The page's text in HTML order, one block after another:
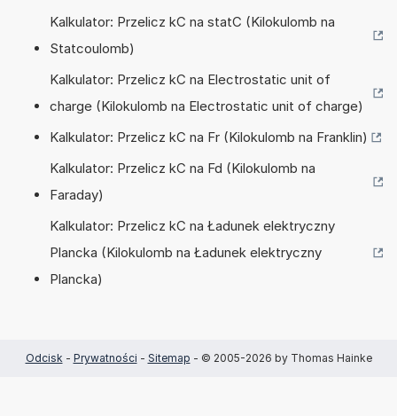
Kalkulator: Przelicz kC na statC (Kilokulomb na
Statcoulomb)
Kalkulator: Przelicz kC na Electrostatic unit of
charge (Kilokulomb na Electrostatic unit of charge)
Kalkulator: Przelicz kC na Fr (Kilokulomb na Franklin)
Kalkulator: Przelicz kC na Fd (Kilokulomb na
Faraday)
Kalkulator: Przelicz kC na Ładunek elektryczny
Plancka (Kilokulomb na Ładunek elektryczny
Plancka)
Odcisk - Prywatności - Sitemap - © 2005-2026 by Thomas Hainke